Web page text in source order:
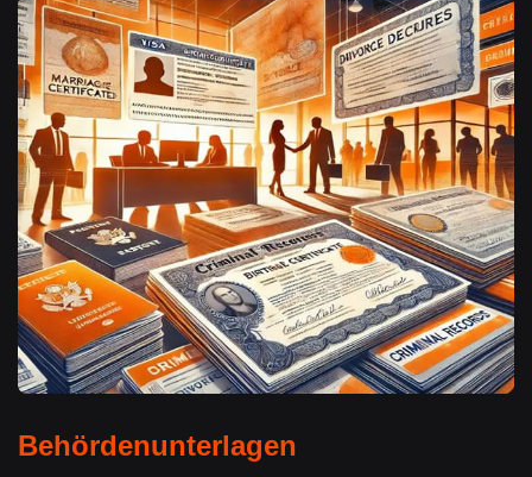
Behördenunterlagen